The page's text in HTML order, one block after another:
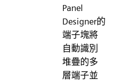
Panel
Designer的
端子塊將
自動識別
堆疊的多
層端子並